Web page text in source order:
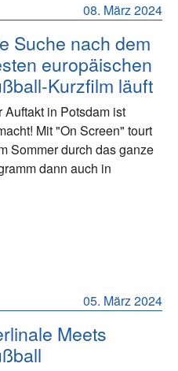
08. März 2024
Suche nach dem
europäischen
Kurzfilm läuft
Auftakt in Potsdam ist
Mit "On Screen" tourt
Sommer durch das ganze
dann auch in
05. März 2024
Meets